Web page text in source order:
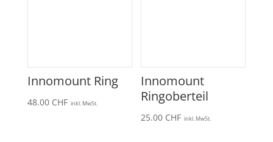
Innomount Ring
48.00 CHF inkl. MwSt.
Innomount
Ringoberteil
25.00 CHF inkl. MwSt.